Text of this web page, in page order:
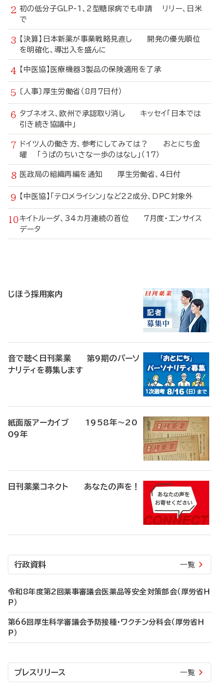
初の低分子GLP-1、2型糖尿病でも申請 リリー、日米
で
【決算】日本新薬が事業戦略見直し 開発の優先順位
を明確化、導出入を盛んに
【中医協】医療機器3製品の保険適用を了承
〔人事〕厚生労働省（8月7日付）
タブネオス、欧州で承認取り消し キッセイ「日本では
引き続き協議中」
ドイツ人の働き方、参考にしてみては？ おとにち金
曜 「うぱのちいさな一歩のはなし」（17）
医政局の組織再編を通知 厚生労働省、4日付
【中医協】「テロメライシン」など22成分、DPC対象外
キイトルーダ、34カ月連続の首位 7月度・エンサイス
データ
じほう採用案内
音で聴く日刊薬業 第9期のパーソ
ナリティを募集します
紙面版アーカイブ 1958年～20
09年
日刊薬業コネクト あなたの声を！
行政資料 一覧
令和8年度第2回薬事審議会医薬品等安全対策部会（厚労省H
P）
第66回厚生科学審議会予防接種・ワクチン分科会（厚労省H
P）
プレスリリース 一覧